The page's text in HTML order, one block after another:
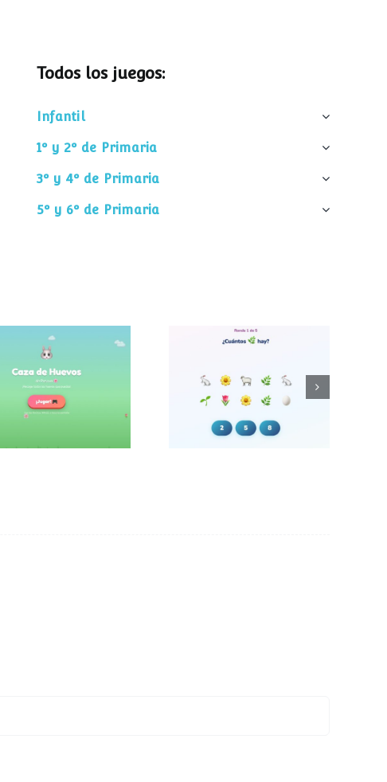
Todos los juegos:
Infantil
1º y 2º de Primaria
3º y 4º de Primaria
5º y 6º de Primaria
Caza de huevos
¿Cuántos
elementos hay?